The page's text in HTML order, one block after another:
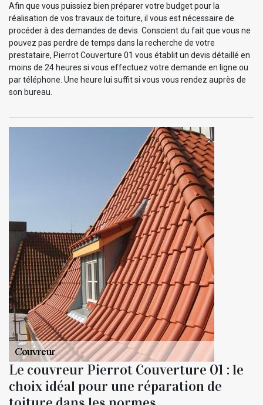
Afin que vous puissiez bien préparer votre budget pour la
réalisation de vos travaux de toiture, il vous est nécessaire de
procéder à des demandes de devis. Conscient du fait que vous ne
pouvez pas perdre de temps dans la recherche de votre
prestataire, Pierrot Couverture 01 vous établit un devis détaillé en
moins de 24 heures si vous effectuez votre demande en ligne ou
par téléphone. Une heure lui suffit si vous vous rendez auprès de
son bureau.
Le couvreur Pierrot Couverture 01 : le
choix idéal pour une réparation de